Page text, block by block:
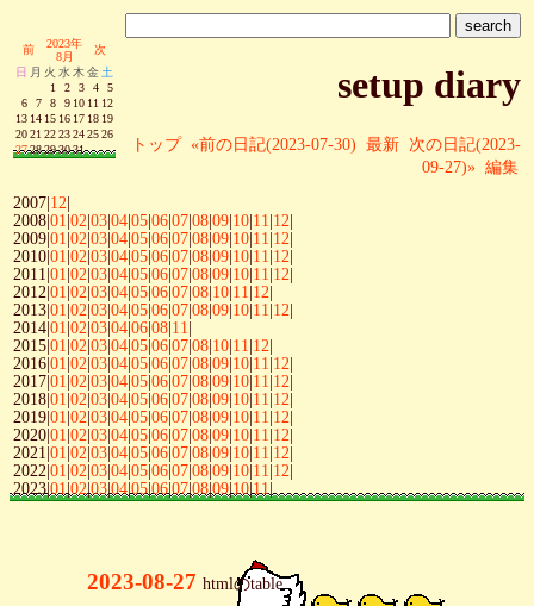
前
2023年
8月
次
日 月 火 水 木 金 土
1
2 3 4
5
6
7 8 9 10 11 12
13 14 15 16 17 18 19
2021 2223242526
2728293031
setup diary
トップ «前の日記(2023-07-30) 最新 次の日記(2023-
09-27)» 編集
2007|12|
2008|01|02|03|04|05|06|07|08|09|10|11|12|
2009|01|02|03|04|05|06|07|08|09|10|11|12|
2010|01|02|03|04|05|06|07|08|09|10|11|12|
2011|01|02|03|04|05|06|07|08|09|10|11|12|
2012|01|02|03|04|05|06|07|08|10|11|12|
2013|01|02|03|04|05|06|07|08|09|10|11|12|
2014|01|02|03|04|06|08|11|
2015|01|02|03|04|05|06|07|08|10|11|12|
2016|01|02|03|04|05|06|07|08|09|10|11|12|
2017|01|02|03|04|05|06|07|08|09|10|11|12|
2018|01|02|03|04|05|06|07|08|09|10|11|12|
2019|01|02|03|04|05|06|07|08|09|10|11|12|
2020|01|02|03|04|05|06|07|08|09|10|11|12|
2021|01|02|03|04|05|06|07|08|09|10|11|12|
2022|01|02|03|04|05|06|07|08|09|10|11|12|
2023|01|02|03|04|05|06|07|08|09|10|11|
2023-08-27 htmlのtable